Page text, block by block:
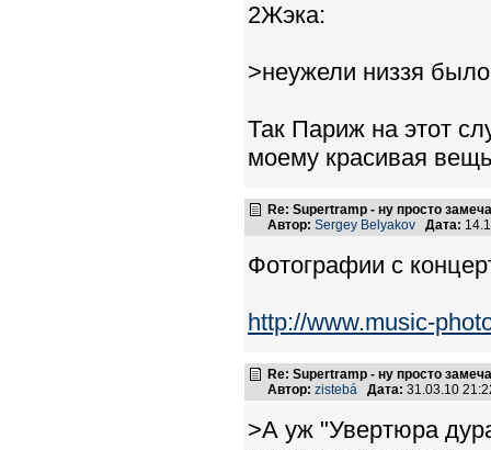
2Жэка:
>неужели низзя
Так Париж на этот
моему красивая
Re: Supertramp - ну просто
Автор: Sergey Belyakov Дата:
Фотографии с
http://www.music-
Re: Supertramp - ну просто
Автор: zistebá Дата: 31.03.10
>А уж "Увертюра